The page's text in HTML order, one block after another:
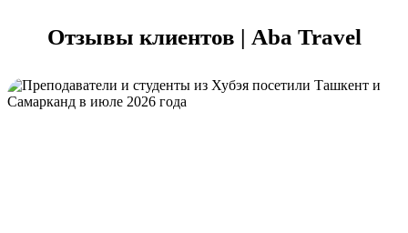
Отзывы клиентов | Aba Travel